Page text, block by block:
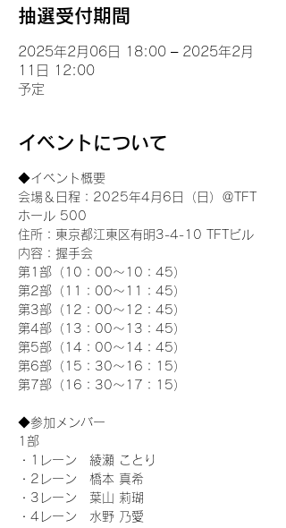
抽選受付期間
2025年2月06日 18:00 – 2025年2月
11日 12:00
予定
イベントについて
◆イベント概要
会場＆日程：2025年4月6日（日）＠TFT
ホール 500
住所：東京都江東区有明3-4-10 TFTビル
内容：握手会
第1部（10：00～10：45）
第2部（11：00～11：45）
第3部（12：00～12：45）
第4部（13：00～13：45）
第5部（14：00～14：45）
第6部（15：30～16：15）
第7部（16：30～17：15）
◆参加メンバー
1部
・1レーン　綾瀬 ことり
・2レーン　橋本 真希
・3レーン　葉山 莉瑚
・4レーン　水野 乃愛